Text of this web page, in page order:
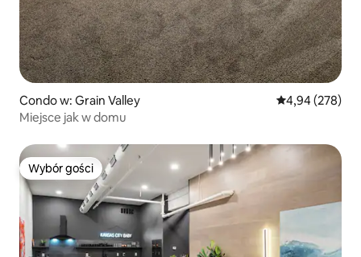
Condo w: Grain Valley Średnia
4,94 (278)
Miejsce jak w domu
Wybór gości
Wybór gości